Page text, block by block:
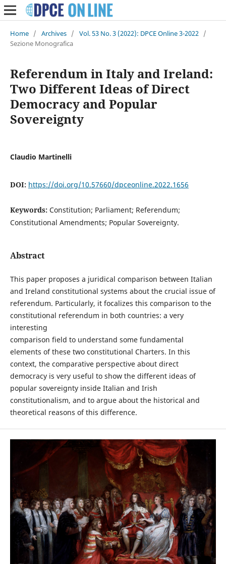
Home / Archives / Vol. 53 No. 3 (2022): DPCE Online 3-2022 /
Sezione Monografica
Referendum in Italy and Ireland:
Two Different Ideas of Direct
Democracy and Popular
Sovereignty
Claudio Martinelli
DOI: https://doi.org/10.57660/dpceonline.2022.1656
Keywords: Constitution; Parliament; Referendum;
Constitutional Amendments; Popular Sovereignty.
Abstract
This paper proposes a juridical comparison between Italian
and Ireland constitutional systems about the crucial issue of
referendum. Particularly, it focalizes this comparison to the
constitutional referendum in both countries: a very
interesting
comparison field to understand some fundamental
elements of these two constitutional Charters. In this
context, the comparative perspective about direct
democracy is very useful to show the different ideas of
popular sovereignty inside Italian and Irish
constitutionalism, and to argue about the historical and
theoretical reasons of this difference.